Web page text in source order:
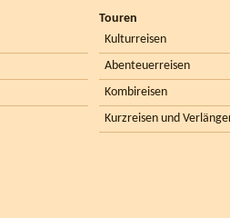
Touren
Kulturreisen
Abenteuerreisen
Kombireisen
Kurzreisen und